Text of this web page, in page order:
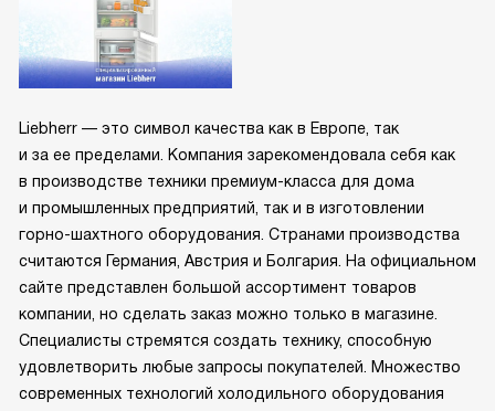
Liebherr — это символ качества как в Европе, так
и за ее пределами. Компания зарекомендовала себя как
в производстве техники премиум-класса для дома
и промышленных предприятий, так и в изготовлении
горно-шахтного оборудования. Странами производства
считаются Германия, Австрия и Болгария. На официальном
сайте представлен большой ассортимент товаров
компании, но сделать заказ можно только в магазине.
Специалисты стремятся создать технику, способную
удовлетворить любые запросы покупателей. Множество
современных технологий холодильного оборудования